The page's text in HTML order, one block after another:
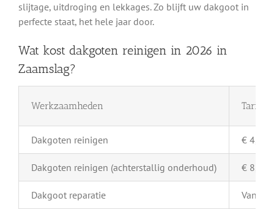
slijtage, uitdroging en lekkages. Zo blijft uw dakgoot in
perfecte staat, het hele jaar door.
Wat kost dakgoten reinigen in 2026 in
Zaamslag?
Werkzaamheden Tarief
Dakgoten reinigen € 4,-
Dakgoten reinigen (achterstallig onderhoud) € 8,-
Dakgoot reparatie Vanaf